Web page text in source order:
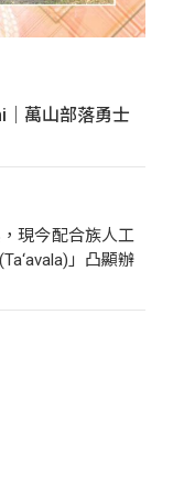
｜萬山部落勇士
現今配合族人工
」凸顯辦